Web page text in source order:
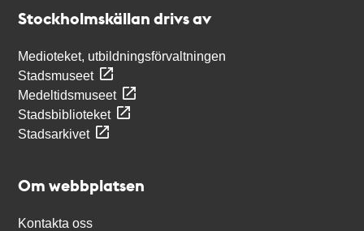
Stockholmskällan drivs av
Medioteket, utbildningsförvaltningen
Stadsmuseet
Medeltidsmuseet
Stadsbiblioteket
Stadsarkivet
Om webbplatsen
Kontakta oss